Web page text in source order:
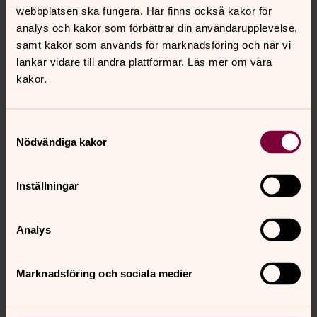
webbplatsen ska fungera. Här finns också kakor för
analys och kakor som förbättrar din användarupplevelse,
samt kakor som används för marknadsföring och när vi
länkar vidare till andra plattformar. Läs mer om våra
kakor.
Nödvändiga kakor
Inställningar
Analys
Marknadsföring och sociala medier
Det finns glädje året runt - ett
föredrag om att vara präst
Hur är det att vara präst? Vilka svåra stunder och
ödmjukhet, respekt och en stor portion humor får vi följa
med kyrkoherde Catharina Segerbank på en resa genom
årets alla månader, där hon berättar om hur hennes liv
musikstycken
För dig som inte har möjlighet att komma till kyrkan finns
här en mängd gudstjänster och andakter att ta del av, i
din dator, iPad eller mobil.